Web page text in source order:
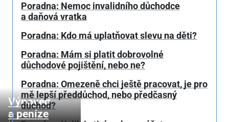
Výpověď
a peníze
Poradna: Nemoc invalidního důchodce
a daňová vratka
Poradna: Kdo má uplatňovat slevu na děti?
Poradna: Mám si platit dobrovolné
důchodové pojištění, nebo ne?
Poradna: Omezeně chci ještě pracovat, je pro
mě lepší předdůchod, nebo předčasný
důchod?